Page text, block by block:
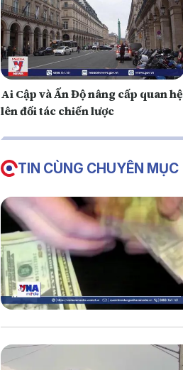
Ai Cập và Ấn Độ nâng cấp quan hệ
lên đối tác chiến lược
TIN CÙNG CHUYÊN MỤC